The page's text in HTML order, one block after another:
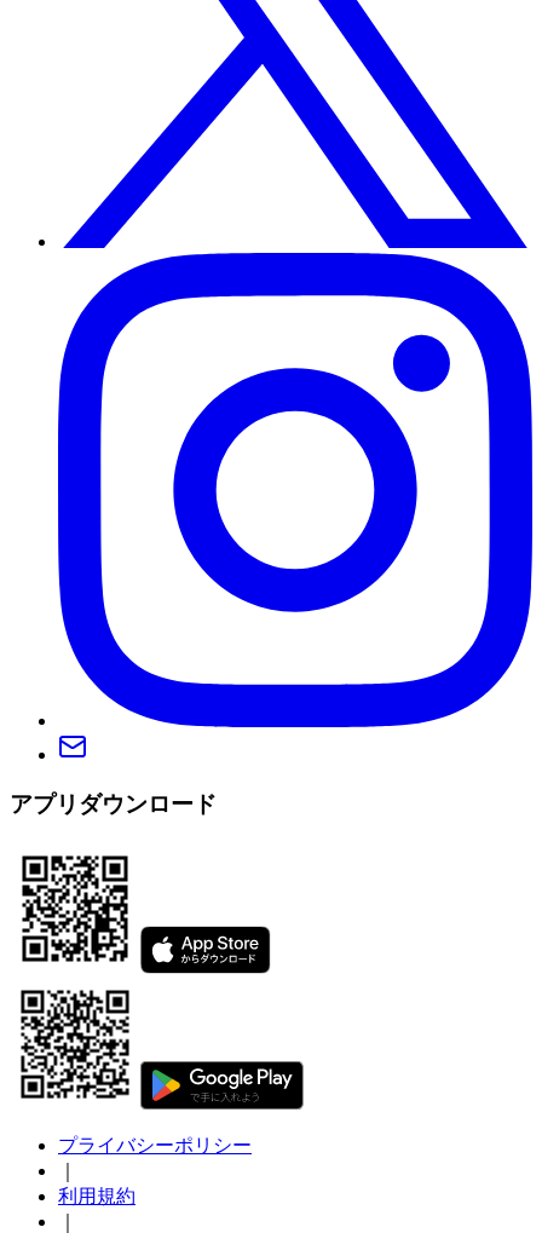
アプリダウンロード
プライバシーポリシー
利用規約